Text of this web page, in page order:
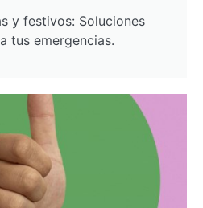
y festivos: Soluciones
tus emergencias.